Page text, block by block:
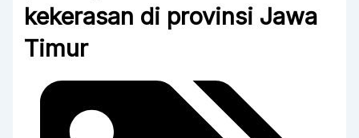
kekerasan di provinsi Jawa
Timur